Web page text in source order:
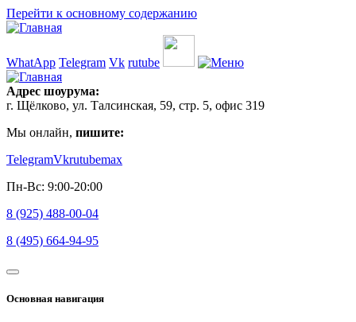
Перейти к основному содержанию
WhatApp Telegram Vk rutube
Адрес шоурума:
г. Щёлково, ул. Талсинская, 59, стр. 5, офис 319
Мы онлайн, пишите:
TelegramVkrutubemax
Пн-Вс: 9:00-20:00
8 (925) 488-00-04
8 (495) 664-94-95
Основная навигация